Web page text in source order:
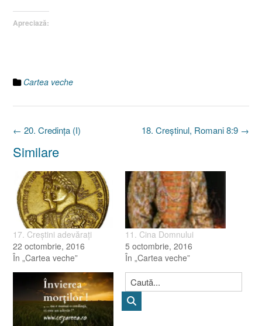
Apreciază:
Cartea veche
Post
18. Creştinul, Romani 8:9 →
← 20. Credinţa (I)
Similare
17. Creştini adevăraţi
22 octombrie, 2016
În „Cartea veche”
11. Cina Domnului
5 octombrie, 2016
În „Cartea veche”